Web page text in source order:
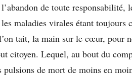
de toute
maladies virales étant toujours
tait, la main sur le cœur, pour
citoyen. Lequel, au bout du
pulsions de mort de moins en